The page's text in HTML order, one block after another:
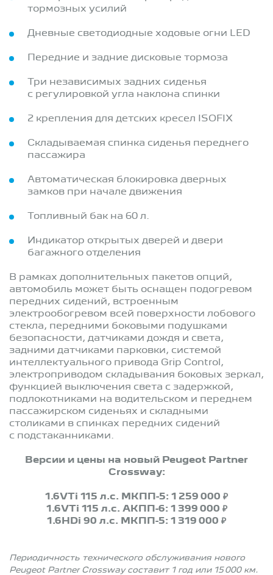
тормозных усилий
Дневные светодиодные ходовые огни LED
Передние и задние дисковые тормоза
Три независимых задних сиденья
с регулировкой угла наклона спинки
2 крепления для детских кресел ISOFIX
Складываемая спинка сиденья переднего
пассажира
Автоматическая блокировка дверных
замков при начале движения
Топливный бак на 60 л.
Индикатор открытых дверей и двери
багажного отделения
В рамках дополнительных пакетов опций,
автомобиль может быть оснащен подогревом
передних сидений, встроенным
электрообогревом всей поверхности лобового
стекла, передними боковыми подушками
безопасности, датчиками дождя и света,
задними датчиками парковки, системой
интеллектуального привода Grip Control,
электроприводом складывания боковых зеркал,
функцией выключения света с задержкой,
подлокотниками на водительском и переднем
пассажирском сиденьях и складными
столиками в спинках передних сидений
с подстаканниками.
Версии и цены на новый Peugeot Partner
Crossway:
1.6VTi 115 л.с. МКПП-5: 1 259 000 ₽
1.6VTi 115 л.с. АКПП-6: 1 399 000 ₽
1.6HDi 90 л.с. МКПП-5: 1 319 000 ₽
Периодичность технического обслуживания нового
Peugeot Partner Crossway составит 1 год или 15 000 км.